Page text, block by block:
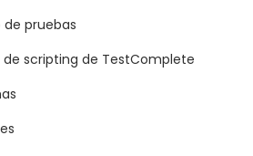
pruebas
de scripting de TestComplete